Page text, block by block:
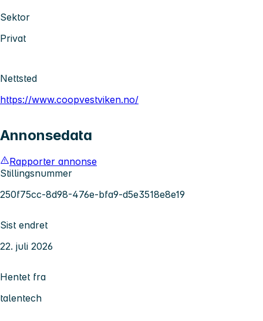
Sektor
Privat
Nettsted
https://www.coopvestviken.no/
Annonsedata
Rapporter annonse
Stillingsnummer
250f75cc-8d98-476e-bfa9-d5e3518e8e19
Sist endret
22. juli 2026
Hentet fra
talentech